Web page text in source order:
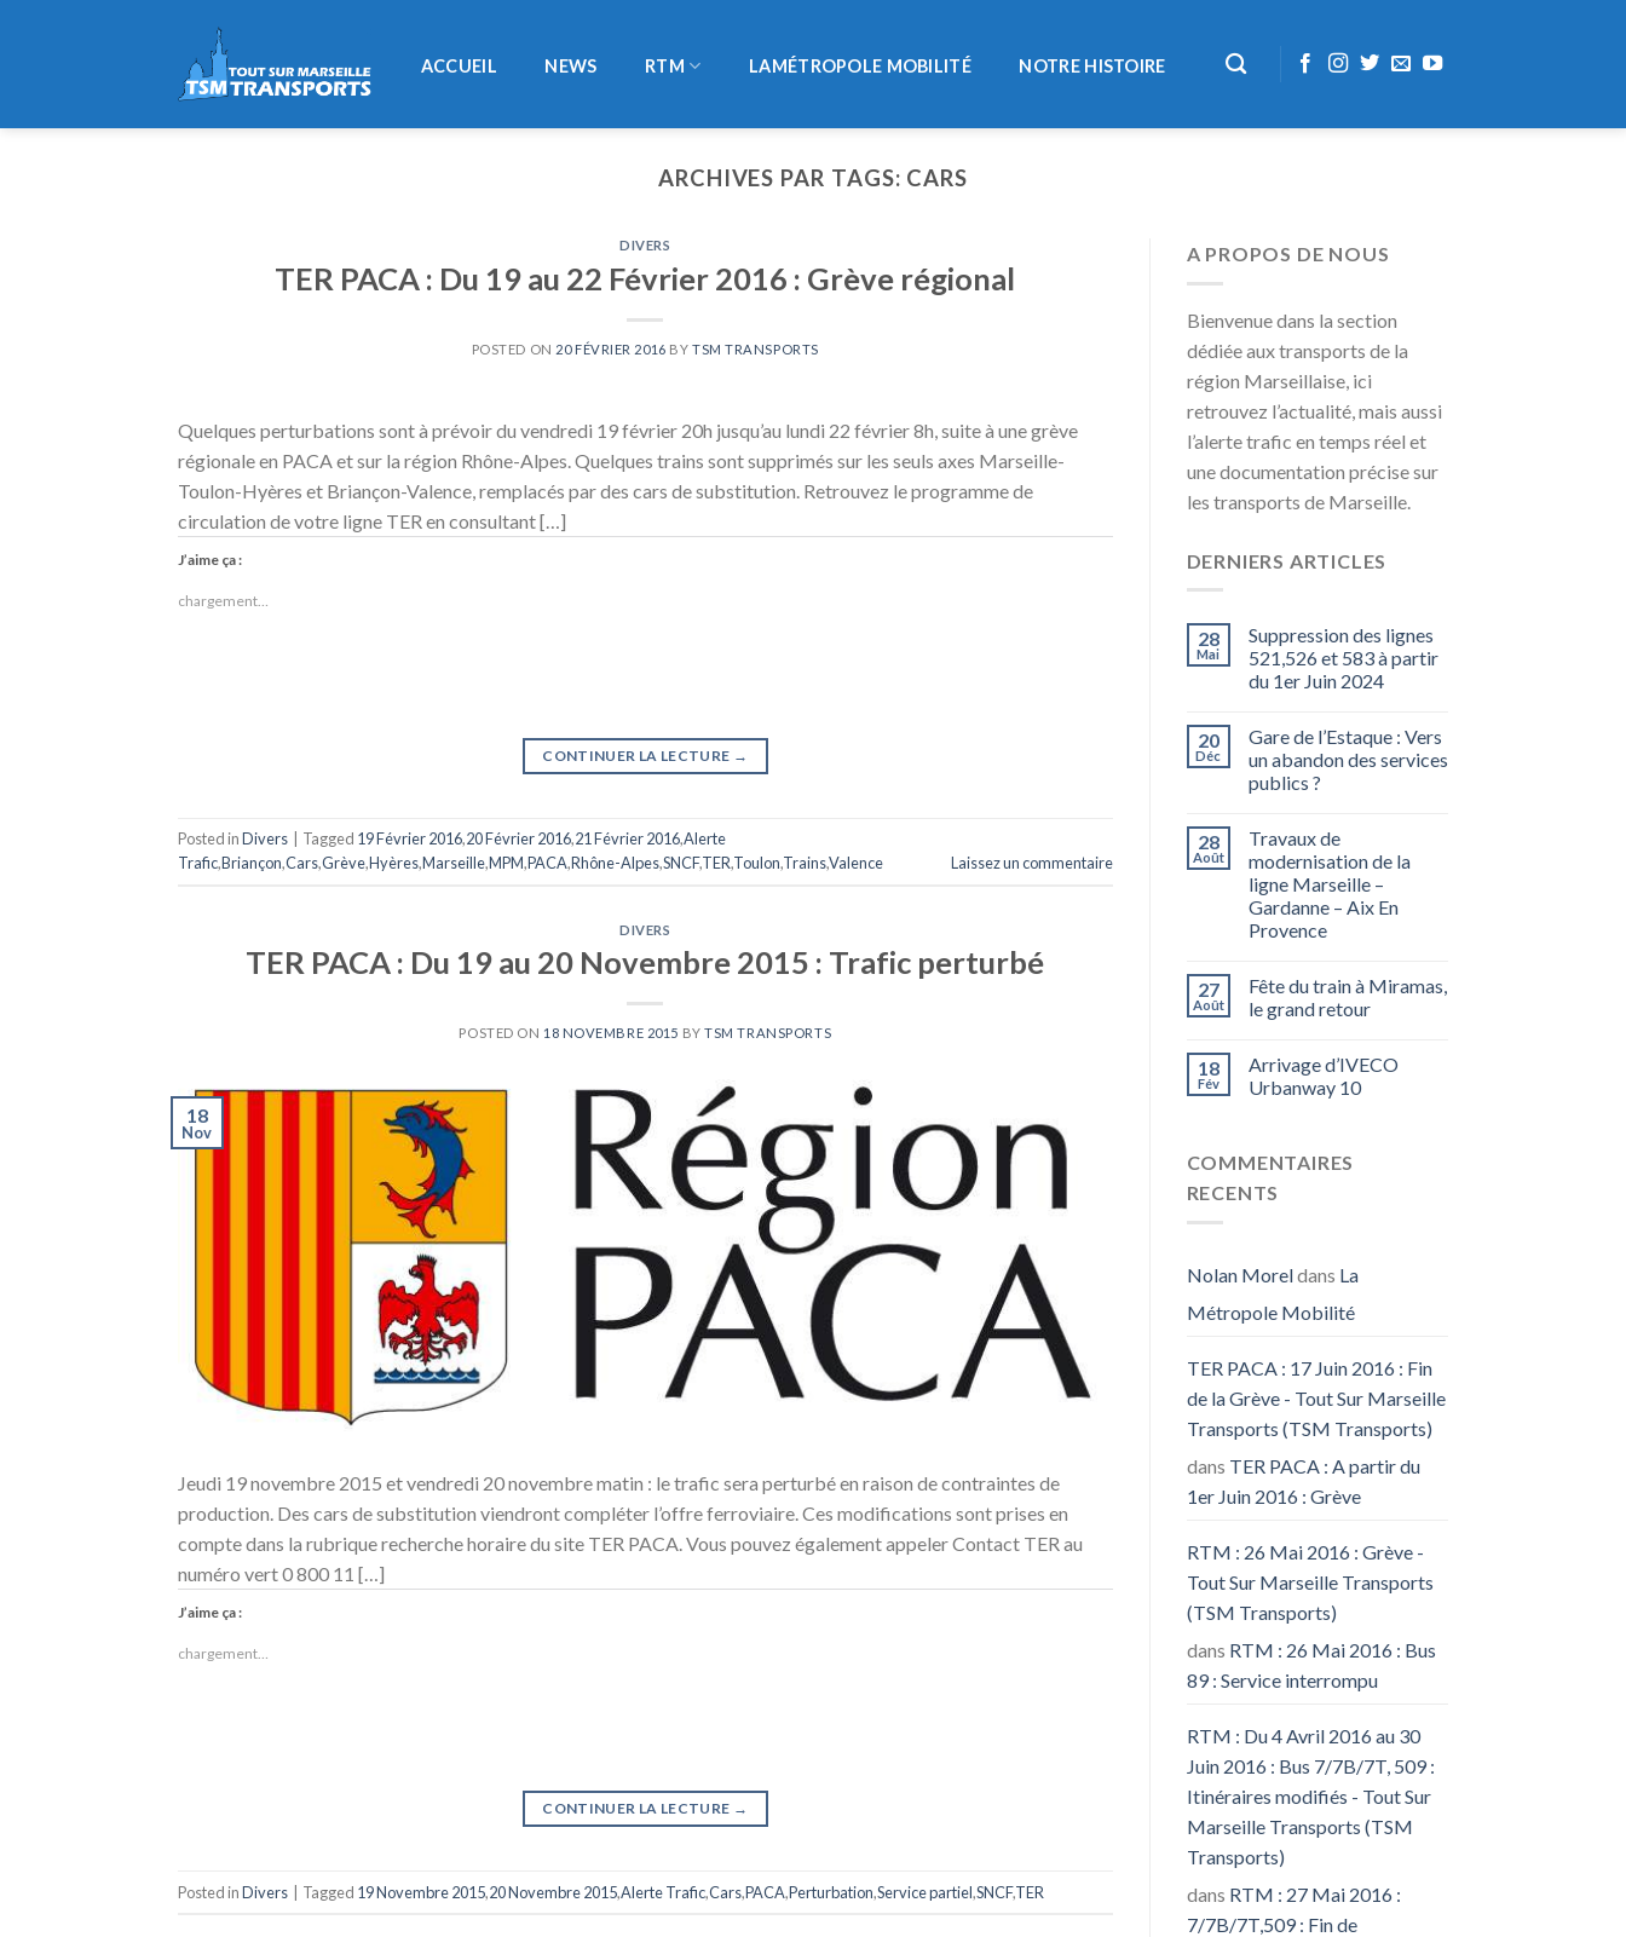
ACCUEIL NEWS RTM LAMÉTROPOLE MOBILITÉ NOTRE HISTOIRE
ARCHIVES PAR TAGS: CARS
DIVERS
TER PACA : Du 19 au 22 Février 2016 : Grève régional
POSTED ON 20 FÉVRIER 2016 BY TSM TRANSPORTS
Quelques perturbations sont à prévoir du vendredi 19 février 20h jusqu’au lundi 22 février 8h, suite à une grève
régionale en PACA et sur la région Rhône-Alpes. Quelques trains sont supprimés sur les seuls axes Marseille-
Toulon-Hyères et Briançon-Valence, remplacés par des cars de substitution. Retrouvez le programme de
circulation de votre ligne TER en consultant […]
J’aime ça :
chargement…
CONTINUER LA LECTURE →
Posted inDivers Tagged 19 Février 2016,20 Février 2016,21 Février 2016,Alerte
Trafic,Briançon,Cars,Grève,Hyères,Marseille,MPM,PACA,Rhône-Alpes,SNCF,TER,Toulon,Trains,Valence Laissez un commentaire
DIVERS
TER PACA : Du 19 au 20 Novembre 2015 : Trafic perturbé
POSTED ON 18 NOVEMBRE 2015 BYTSM TRANSPORTS
18
Nov
Jeudi 19 novembre 2015 et vendredi 20 novembre matin : le trafic sera perturbé en raison de contraintes de
production. Des cars de substitution viendront compléter l’offre ferroviaire. Ces modifications sont prises en
compte dans la rubrique recherche horaire du site TER PACA. Vous pouvez également appeler Contact TER au
numéro vert 0 800 11 […]
J’aime ça :
chargement…
CONTINUER LA LECTURE →
Posted inDivers Tagged 19 Novembre 2015,20 Novembre 2015,Alerte Trafic,Cars,PACA,Perturbation,Service partiel,SNCF,TER
A PROPOS DE NOUS
Bienvenue dans la section
dédiée aux transports de la
région Marseillaise, ici
retrouvez l’actualité, mais aussi
l’alerte trafic en temps réel et
une documentation précise sur
les transports de Marseille.
DERNIERS ARTICLES
28
Mai
Suppression des lignes
521,526 et 583 à partir
du 1er Juin 2024
20
Déc
Gare de l’Estaque : Vers
un abandon des services
publics ?
28
Août
Travaux de
modernisation de la
ligne Marseille –
Gardanne – Aix En
Provence
27
Août
Fête du train à Miramas,
le grand retour
18
Fév
Arrivage d’IVECO
Urbanway 10
COMMENTAIRES
RECENTS
Nolan Moreldans La
Métropole Mobilité
TER PACA : 17 Juin 2016 : Fin
de la Grève - Tout Sur Marseille
Transports (TSM Transports)
dans TER PACA : A partir du
1er Juin 2016 : Grève
RTM : 26 Mai 2016 : Grève -
Tout Sur Marseille Transports
(TSM Transports)
dans RTM : 26 Mai 2016 : Bus
89 : Service interrompu
RTM : Du 4 Avril 2016 au 30
Juin 2016 : Bus 7/7B/7T, 509 :
Itinéraires modifiés - Tout Sur
Marseille Transports (TSM
Transports)
dans RTM : 27 Mai 2016 :
7/7B/7T,509 : Fin de